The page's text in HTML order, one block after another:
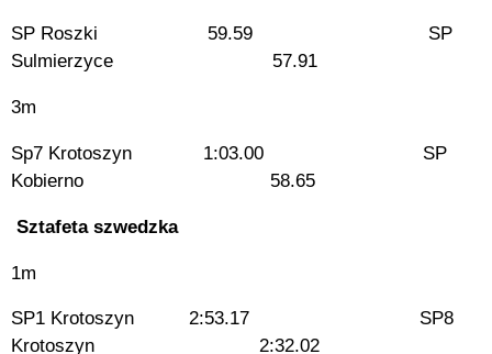
SP Roszki 59.59 SP
Sulmierzyce 57.91
3m
Sp7 Krotoszyn 1:03.00 SP
Kobierno 58.65
Sztafeta szwedzka
1m
SP1 Krotoszyn 2:53.17 SP8
Krotoszyn 2:32.02